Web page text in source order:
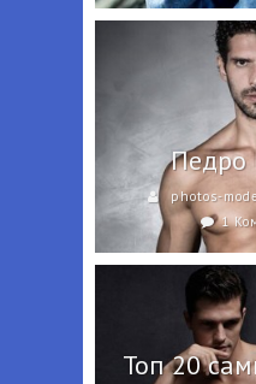
Педро
photos-
1
Топ 20